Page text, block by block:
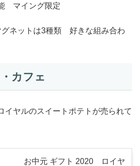
マイング限定
グネットは3種類 好きな組み合わ
カフェ
イヤルのスイートポテトが売られて
お中元 ギフト 2020 ロイヤ